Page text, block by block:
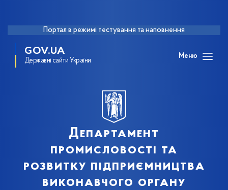
Портал в режимі тестування та наповнення
GOV.UA
Державні сайти України
Меню
Департамент
промисловості та
розвитку підприємництва
виконавчого органу